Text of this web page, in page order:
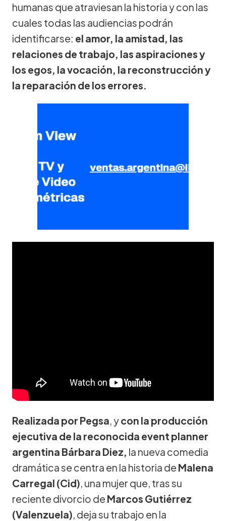
humanas que atraviesan la historia y con las
cuales todas las audiencias podrán
identificarse: el amor, la amistad, las
relaciones de trabajo, las aspiraciones y
los egos, la vocación, la reconstrucción y
la reparación de los errores.
Realizada por Pegsa, ycon la producción
ejecutiva de la reconocida event planner
argentina Bárbara Diez, la nueva comedia
dramática se centra en la historia de Malena
Carregal (Cid), una mujer que, tras su
reciente divorcio de Marcos Gutiérrez
(Valenzuela), deja su trabajo en la